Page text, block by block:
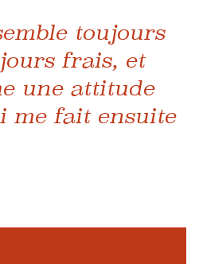
toujours
frais, et
une attitude
me fait ensuite